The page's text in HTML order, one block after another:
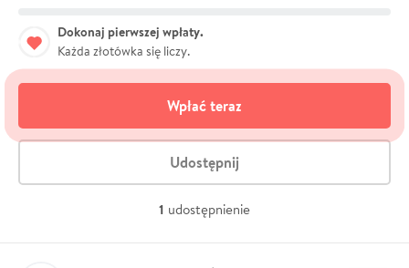
Dokonaj pierwszej wpłaty.
Każda złotówka się liczy.
Wpłać teraz
Udostępnij
1 udostępnienie